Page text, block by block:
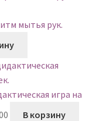
мытья рук.
игра на
В корзину